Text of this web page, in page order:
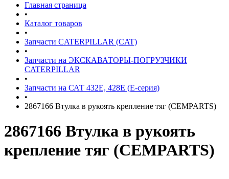
Главная страница
•
Каталог товаров
•
Запчасти CATERPILLAR (CAT)
•
Запчасти на ЭКСКАВАТОРЫ-ПОГРУЗЧИКИ
CATERPILLAR
•
Запчасти на САТ 432E, 428E (E-серия)
•
2867166 Втулка в рукоять крепление тяг (CEMPARTS)
2867166 Втулка в рукоять
крепление тяг (CEMPARTS)